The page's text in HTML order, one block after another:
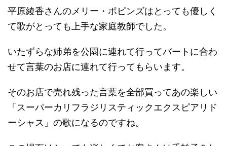
平原綾香さんのメリー・ポピンズはとっても優しく
て歌がとっても上手な家庭教師でした。
いたずらな姉弟を公園に連れて行ってバートに合わ
せて言葉のお店に連れて行ってもらいます。
そのお店で売れ残った言葉を全部買ってあの楽しい
「スーパーカリフラジリスティックエクスピアリド
ーシャス」の歌になるのですね。